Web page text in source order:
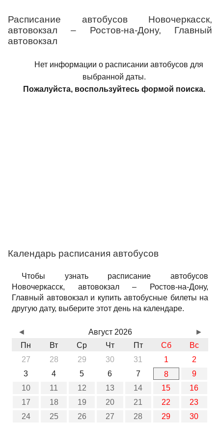
Расписание автобусов Новочеркасск,
автовокзал – Ростов-на-Дону, Главный
автовокзал
Нет информации о расписании автобусов для
выбранной даты.
Пожалуйста, воспользуйтесь формой поиска.
Календарь расписания автобусов
Чтобы узнать расписание автобусов
Новочеркасск, автовокзал – Ростов-на-Дону,
Главный автовокзал и купить автобусные билеты на
другую дату, выберите этот день на календаре.
Август 2026
Пн
Вт Ср Чт Пт Сб
Вс
27
28 29 30 31 1
2
3
4 5 6 7 8
9
10
11 12 13 14 15
16
17
18 19 20 21 22
23
24
25 26 27 28 29
30
◄ ►